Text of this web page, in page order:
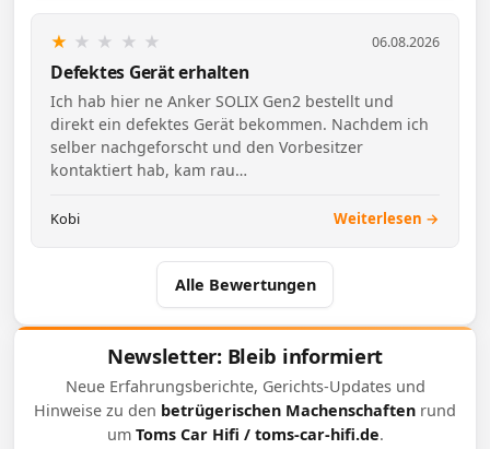
★ ★ ★ ★ ★ 06.08.2026
Defektes Gerät erhalten
Ich hab hier ne Anker SOLIX Gen2 bestellt und
direkt ein defektes Gerät bekommen. Nachdem ich
selber nachgeforscht und den Vorbesitzer
kontaktiert hab, kam rau…
Kobi Weiterlesen →
Alle Bewertungen
Newsletter: Bleib informiert
Neue Erfahrungsberichte, Gerichts-Updates und
Hinweise zu den betrügerischen Machenschaften rund
um Toms Car Hifi / toms-car-hifi.de.